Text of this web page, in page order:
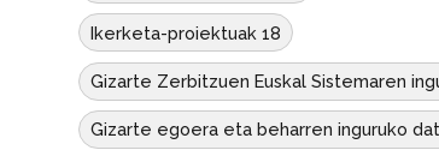
Ikerketa-proiektuak 18
Gizarte Zerbitzuen Euskal Sistemaren
Gizarte egoera eta beharren inguruko